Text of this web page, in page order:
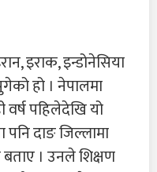
इराक, इन्डोनेसिया
हो । नेपालमा
पहिलेदेखि यो
पनि दाङ जिल्लामा
। उनले शिक्षण